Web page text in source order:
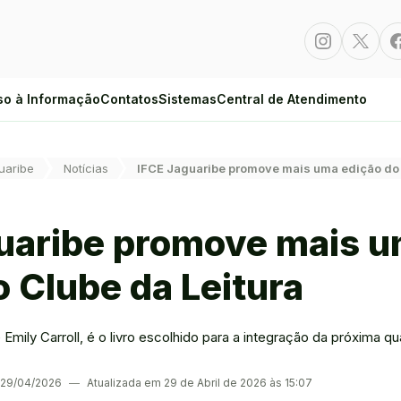
Instagram
à InformaçãoContatosSistemasCentral de Atendimento
Notícias IFCE Jaguaribe promove mais uma edição
promove mais
Clube da Leitura
Carroll, é o livro escolhido para a integração da próxima
04/2026 ― Atualizada em 29 de Abril de 2026 às 15:07